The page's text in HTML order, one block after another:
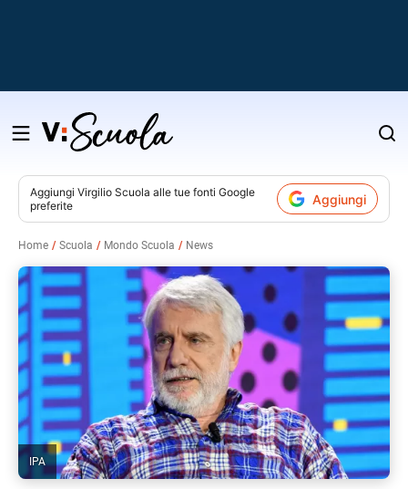
Salta
contenuto
Aggiungi Virgilio Scuola alle tue fonti Google
preferite
Aggiungi
Home Scuola Mondo Scuola News
IPA